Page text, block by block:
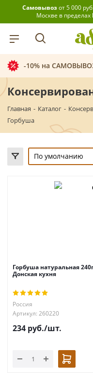
Самовывозот 5 000
Москве в пределах
-10% на
Главная - Каталог -
Горбуша
По умолчанию
Горбуша натуральная
Донская кухня
Россия
Артикул: 260220
234 руб./шт.